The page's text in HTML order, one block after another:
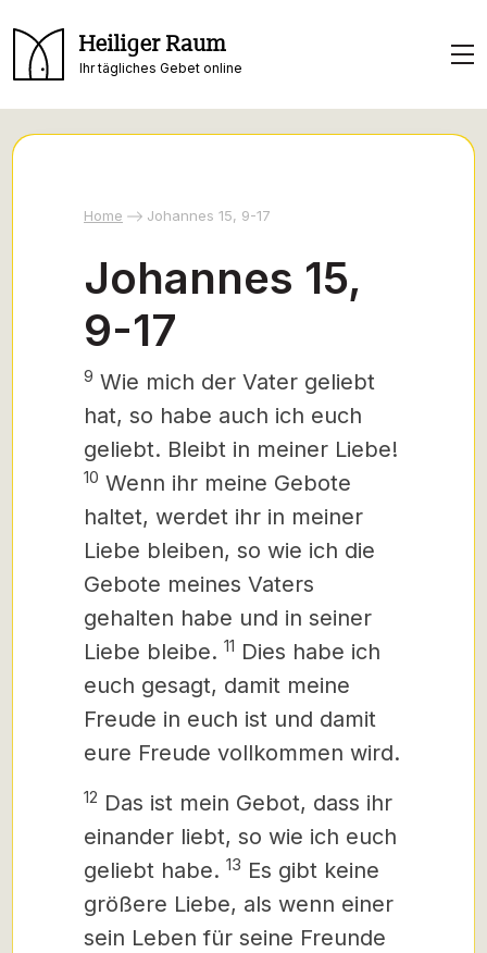
Heiliger Raum
Ihr tägliches Gebet online
Home Johannes 15, 9-17
Johannes 15,
9-17
9 Wie mich der Vater geliebt
hat, so habe auch ich euch
geliebt. Bleibt in meiner Liebe!
10 Wenn ihr meine Gebote
haltet, werdet ihr in meiner
Liebe bleiben, so wie ich die
Gebote meines Vaters
gehalten habe und in seiner
Liebe bleibe. 11 Dies habe ich
euch gesagt, damit meine
Freude in euch ist und damit
eure Freude vollkommen wird.
12 Das ist mein Gebot, dass ihr
einander liebt, so wie ich euch
geliebt habe. 13 Es gibt keine
größere Liebe, als wenn einer
sein Leben für seine Freunde